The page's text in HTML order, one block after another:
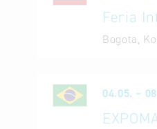
Feria
Bogota,
04.05. –